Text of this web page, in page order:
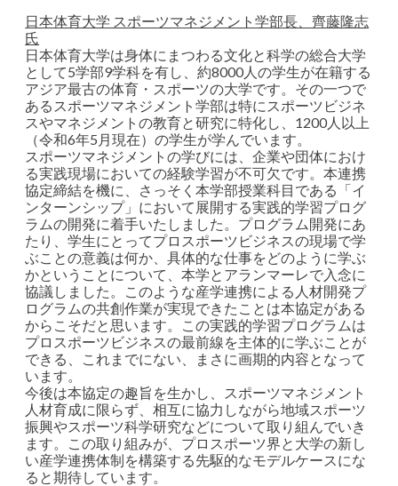
日本体育大学 スポーツマネジメント学部長、齊藤隆志
氏
日本体育大学は身体にまつわる文化と科学の総合大学
として5学部9学科を有し、約8000人の学生が在籍する
アジア最古の体育・スポーツの大学です。その一つで
あるスポーツマネジメント学部は特にスポーツビジネ
スやマネジメントの教育と研究に特化し、1200人以上
（令和6年5月現在）の学生が学んでいます。
スポーツマネジメントの学びには、企業や団体におけ
る実践現場においての経験学習が不可欠です。本連携
協定締結を機に、さっそく本学部授業科目である「イ
ンターンシップ」において展開する実践的学習プログ
ラムの開発に着手いたしました。プログラム開発にあ
たり、学生にとってプロスポーツビジネスの現場で学
ぶことの意義は何か、具体的な仕事をどのように学ぶ
かということについて、本学とアランマーレで入念に
協議しました。このような産学連携による人材開発プ
ログラムの共創作業が実現できたことは本協定がある
からこそだと思います。この実践的学習プログラムは
プロスポーツビジネスの最前線を主体的に学ぶことが
できる、これまでにない、まさに画期的内容となって
います。
今後は本協定の趣旨を生かし、スポーツマネジメント
人材育成に限らず、相互に協力しながら地域スポーツ
振興やスポーツ科学研究などについて取り組んでいき
ます。この取り組みが、プロスポーツ界と大学の新し
い産学連携体制を構築する先駆的なモデルケースにな
ると期待しています。